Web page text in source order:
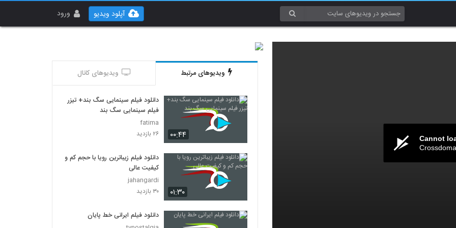
ورود آپلود ویدیو
Cannot
ویدیوهای مرتبط ویدیوهای کانال
۰۰:۴۴
دانلود فیلم سینمایی سگ بند+ تیزر
فیلم سینمایی سگ بند
fatima
۲۶ بازدید
۰۱:۳۰
دانلود فیلم زیباترین رویا با حجم کم و
کیفیت عالی
jahangardi
۳۰ بازدید
دانلود فیلم ایرانی خط پایان